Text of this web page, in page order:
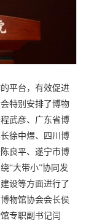
平台，有效促进
特别安排了博物
武彦、广东省博
徐中煜、四川博
良平、遂宁市博
“大带小”协同发
设等方面进行了
物馆协会会长侯
专职副书记闫